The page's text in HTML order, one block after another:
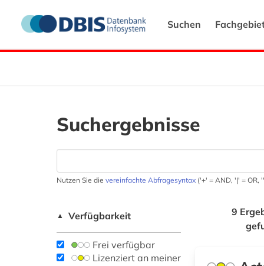
Suchen
Suchergebnisse
Nutzen Sie die vereinfachte Abfragesyntax ('+' = AND, '|' = OR,
▲ Verfügbarkeit
Frei verfügbar
Lizenziert an meiner
9